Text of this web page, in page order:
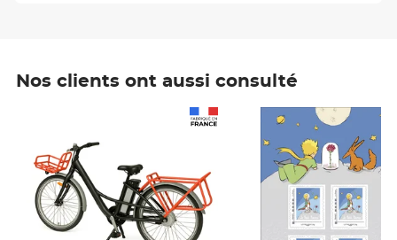
Nos clients ont aussi consulté
Prix 7,50€